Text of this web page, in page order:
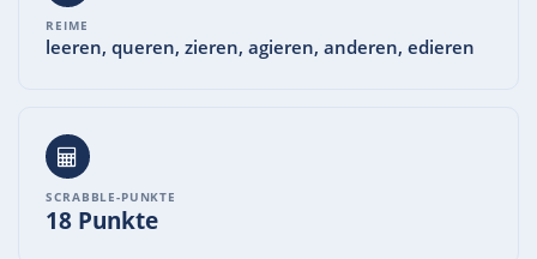
REIME
leeren, queren, zieren, agieren, anderen, edieren
SCRABBLE-PUNKTE
18 Punkte